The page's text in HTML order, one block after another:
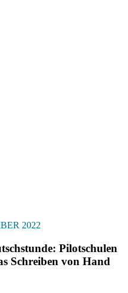
2022
Pilotschulen
Schreiben von Hand